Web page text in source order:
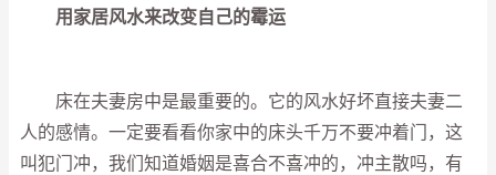
用家居风水来改变自己的霉运
床在夫妻房中是最重要的。它的风水好坏直接夫妻二
人的感情。一定要看看你家中的床头千万不要冲着门，这
叫犯门冲，我们知道婚姻是喜合不喜冲的，冲主散吗，有